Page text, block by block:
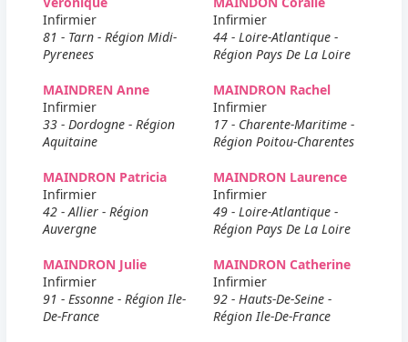
Infirmier
81 - Tarn - Région Midi-
Pyrenees
Infirmier
44 - Loire-Atlantique -
Région Pays De La Loire
MAINDREN Anne
Infirmier
33 - Dordogne - Région
Aquitaine
MAINDRON Rachel
Infirmier
17 - Charente-Maritime -
Région Poitou-Charentes
MAINDRON Patricia
Infirmier
42 - Allier - Région
Auvergne
MAINDRON Laurence
Infirmier
49 - Loire-Atlantique -
Région Pays De La Loire
MAINDRON Julie
Infirmier
91 - Essonne - Région Ile-
De-France
MAINDRON Catherine
Infirmier
92 - Hauts-De-Seine -
Région Ile-De-France